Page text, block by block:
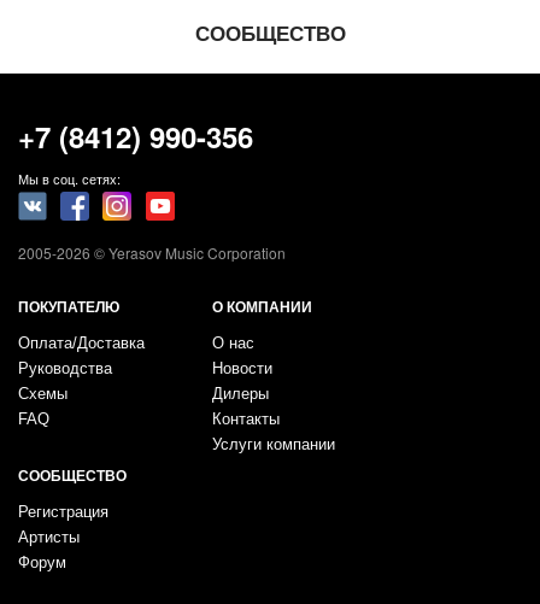
СООБЩЕСТВО
+7 (8412) 990-356
Мы в соц. сетях:
2005-2026 © Yerasov Music Corporation
ПОКУПАТЕЛЮ
Оплата/Доставка
Руководства
Схемы
FAQ
О КОМПАНИИ
О нас
Новости
Дилеры
Контакты
Услуги компании
СООБЩЕСТВО
Регистрация
Артисты
Форум